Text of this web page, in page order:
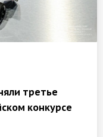
третье
конкурсе